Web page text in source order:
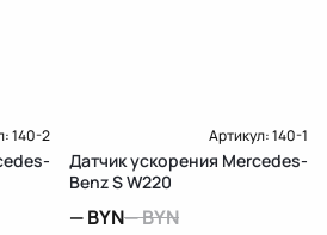
140-2 Артикул:140-1
Датчик ускорения Mercedes-
Benz S W220
—BYN—BYN